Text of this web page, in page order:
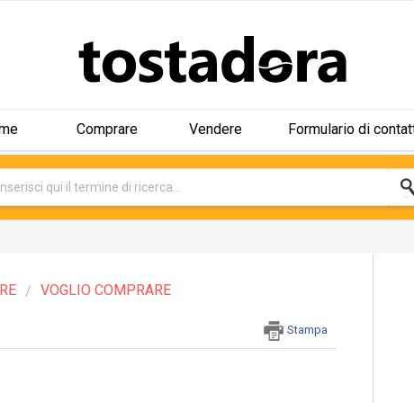
Comprare Vendere Formulario di
VOGLIO COMPRARE
Stampa